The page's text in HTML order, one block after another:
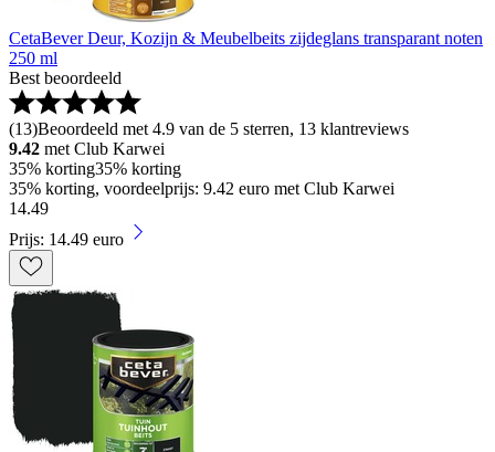
CetaBever Deur, Kozijn & Meubelbeits zijdeglans transparant noten
250 ml
Best beoordeeld
(13)Beoordeeld met 4.9 van de 5 sterren, 13 klantreviews
9.42 met Club Karwei
35% korting35% korting
35% korting, voordeelprijs: 9.42 euro met Club Karwei
14.49
Prijs: 14.49 euro